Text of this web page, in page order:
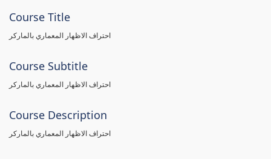
Course Title
احتراف الاظهار المعماري بالماركر
Course Subtitle
احتراف الاظهار المعماري بالماركر
Course Description
احتراف الاظهار المعماري بالماركر